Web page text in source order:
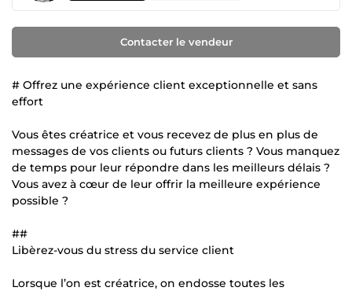
Contacter le vendeur
# Offrez une expérience client exceptionnelle et sans
effort
Vous êtes créatrice et vous recevez de plus en plus de
messages de vos clients ou futurs clients ? Vous manquez
de temps pour leur répondre dans les meilleurs délais ?
Vous avez à cœur de leur offrir la meilleure expérience
possible ?
##
Libèrez-vous du stress du service client
Lorsque l’on est créatrice, on endosse toutes les